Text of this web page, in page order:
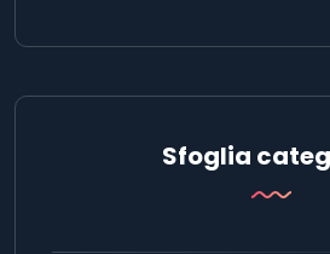
Sfoglia